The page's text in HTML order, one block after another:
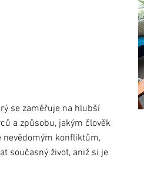
se zaměřuje na hlubší
a způsobu, jakým člověk
nevědomým konfliktům,
současný život, aniž si je